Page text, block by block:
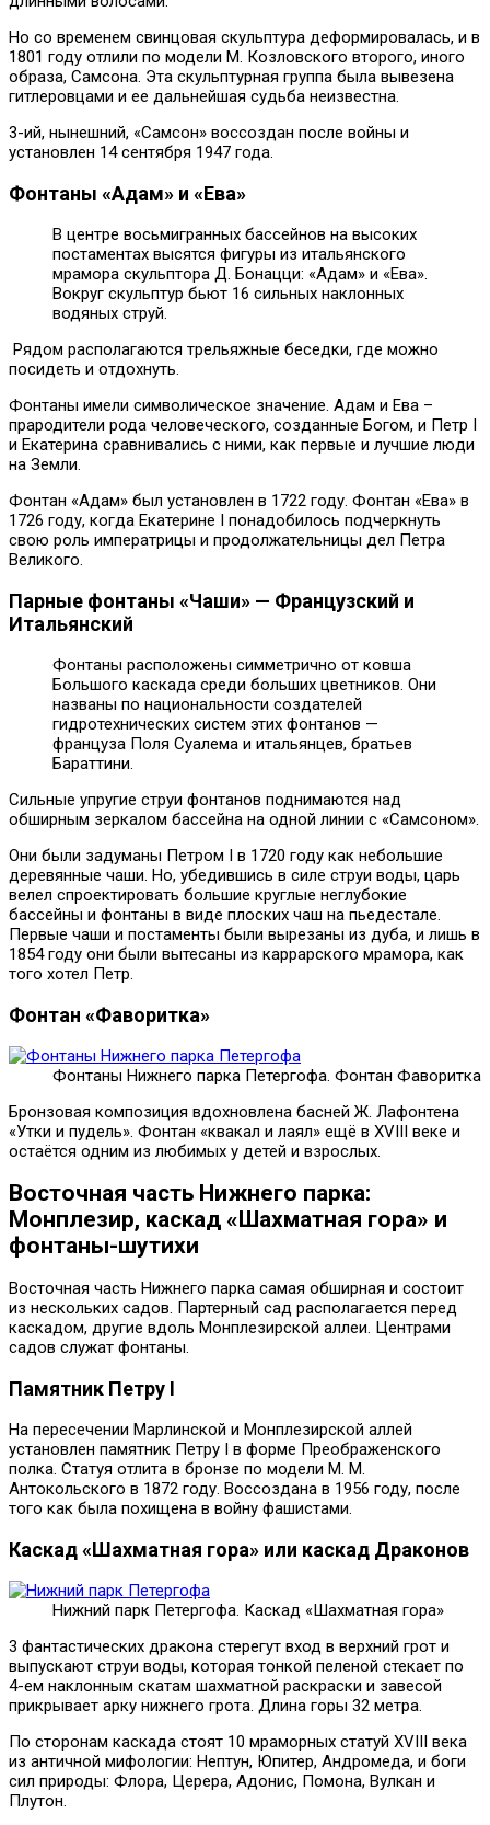
Но со временем свинцовая скульптура деформировалась, и в
1801 году отлили по модели М. Козловского второго, иного
образа, Самсона. Эта скульптурная группа была вывезена
гитлеровцами и ее дальнейшая судьба неизвестна.
3-ий, нынешний, «Самсон» воссоздан после войны и
установлен 14 сентября 1947 года.
Фонтаны «Адам» и «Ева»
В центре восьмигранных бассейнов на высоких
постаментах высятся фигуры из итальянского
мрамора скульптора Д. Бонацци: «Адам» и «Ева».
Вокруг скульптур бьют 16 сильных наклонных
водяных струй.
Рядом располагаются трельяжные беседки, где можно
посидеть и отдохнуть.
Фонтаны имели символическое значение. Адам и Ева –
прародители рода человеческого, созданные Богом, и Петр I
и Екатерина сравнивались с ними, как первые и лучшие люди
на Земли.
Фонтан «Адам» был установлен в 1722 году. Фонтан «Ева» в
1726 году, когда Екатерине I понадобилось подчеркнуть
свою роль императрицы и продолжательницы дел Петра
Великого.
Парные фонтаны «Чаши» — Французский и
Итальянский
Фонтаны расположены симметрично от ковша
Большого каскада среди больших цветников. Они
названы по национальности создателей
гидротехнических систем этих фонтанов —
француза Поля Суалема и итальянцев, братьев
Бараттини.
Сильные упругие струи фонтанов поднимаются над
обширным зеркалом бассейна на одной линии с «Самсоном».
Они были задуманы Петром I в 1720 году как небольшие
деревянные чаши. Но, убедившись в силе струи воды, царь
велел спроектировать большие круглые неглубокие
бассейны и фонтаны в виде плоских чаш на пьедестале.
Первые чаши и постаменты были вырезаны из дуба, и лишь в
1854 году они были вытесаны из каррарского мрамора, как
того хотел Петр.
Фонтан «Фаворитка»
Фонтаны Нижнего парка Петергофа. Фонтан Фаворитка
Бронзовая композиция вдохновлена басней Ж. Лафонтена
«Утки и пудель». Фонтан «квакал и лаял» ещё в XVIII веке и
остаётся одним из любимых у детей и взрослых.
Восточная часть Нижнего парка:
Монплезир, каскад «Шахматная гора» и
фонтаны-шутихи
Восточная часть Нижнего парка самая обширная и состоит
из нескольких садов. Партерный сад располагается перед
каскадом, другие вдоль Монплезирской аллеи. Центрами
садов служат фонтаны.
Памятник Петру I
На пересечении Марлинской и Монплезирской аллей
установлен памятник Петру I в форме Преображенского
полка. Статуя отлита в бронзе по модели М. М.
Антокольского в 1872 году. Воссоздана в 1956 году, после
того как была похищена в войну фашистами.
Каскад «Шахматная гора» или каскад Драконов
Нижний парк Петергофа. Каскад «Шахматная гора»
3 фантастических дракона стерегут вход в верхний грот и
выпускают струи воды, которая тонкой пеленой стекает по
4-ем наклонным скатам шахматной раскраски и завесой
прикрывает арку нижнего грота. Длина горы 32 метра.
По сторонам каскада стоят 10 мраморных статуй XVIII века
из античной мифологии: Нептун, Юпитер, Андромеда, и боги
сил природы: Флора, Церера, Адонис, Помона, Вулкан и
Плутон.